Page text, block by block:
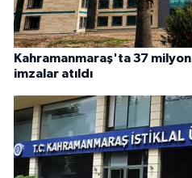
Kahramanmaraş'ta 37
imzalar atıldı